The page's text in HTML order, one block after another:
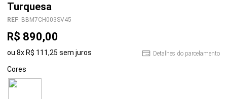
Turquesa
REF: BBM7CH003SV45
R$ 890,00
ou 8x R$ 111,25 sem juros Detalhes do parcelamento
Cores